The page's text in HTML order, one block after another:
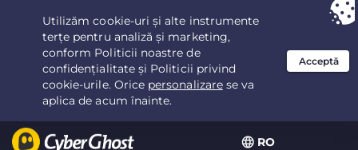
RO
Ai ales:Cea mai bună ofertăpentru 3.3333333333333ani la $
/lună